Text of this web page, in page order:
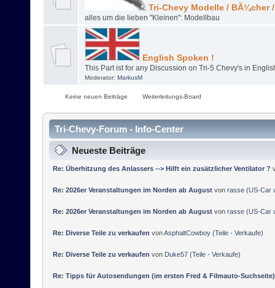
Tri-Chevy Modelle / BÃ¼cher
alles um die lieben "Kleinen": Modellbau
English Spoken !
This Part ist for any Discussion on Tri-5 Chevy's in
Moderator: MarkusM
Keine neuen Beiträge Weiterleitungs-Board
Tri-Chevy-Forum - Info-Center
Neueste Beiträge
Re: Überhitzung des Anlassers --> Hilft ein zusätzlicher Ventilator ?
Re: 2026er Veranstaltungen im Norden ab Augustvon rasse(US-Car
Re: 2026er Veranstaltungen im Norden ab Augustvon rasse(US-Car
Re: Diverse Teile zu verkaufen vonAsphaltCowboy(Teile - Verkaufe)
Re: Diverse Teile zu verkaufen von Duke57(Teile - Verkaufe)
Re: Tipps für Autosendungen (im ersten Fred & Filmauto-Suchseite)